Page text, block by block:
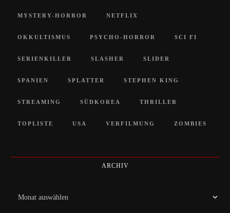
MYSTERY-HORROR NETFLIX
OKKULTISMUS PSYCHO-HORROR SCI FI
SERIENKILLER SLASHER SLIDER
SPANIEN SPLATTER STEPHEN KING
STREAMING SÜDKOREA THRILLER
TOPLISTE USA VERFILMUNG ZOMBIES
ARCHIV
Archiv